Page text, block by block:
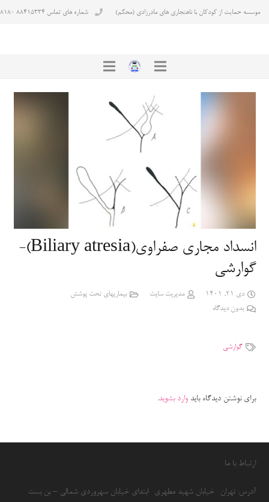
موسسه حمایت از کودکان با ناهنجاری های مادرزادی (محکم) شماره های تماس ۸۸۴۱۵۳۳۴ ۸۸۴۳۸۱۸۰
انسداد مجاری صفراوی(Biliary atresia)-
گوارشی
دی 21, 1401 مدیریت سایت
بیماریهای تحت پوشش
بدون دیدگاه
گوارشی
برای نوشتن دیدگاه بایدوارد بشوید.
ارتباط با ما
آدرس: تهران- خیابان شهید مطهری- ابتدای خیابان سهروردی شمالی – بن بست